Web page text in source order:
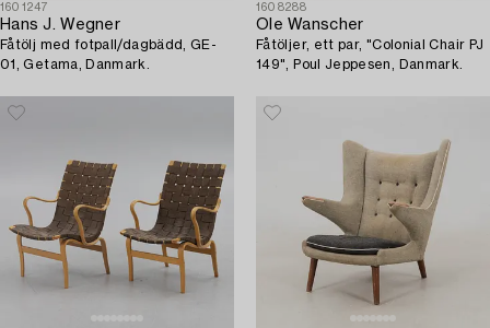
1601247
Hans J. Wegner
Fåtölj med fotpall/dagbädd, GE-
01, Getama, Danmark.
1608288
Ole Wanscher
Fåtöljer, ett par, "Colonial Chair PJ
149", Poul Jeppesen, Danmark.